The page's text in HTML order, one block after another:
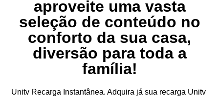
aproveite uma vasta
seleção de conteúdo no
conforto da sua casa,
diversão para toda a
família!
Unitv Recarga Instantânea. Adquira já sua recarga Unitv